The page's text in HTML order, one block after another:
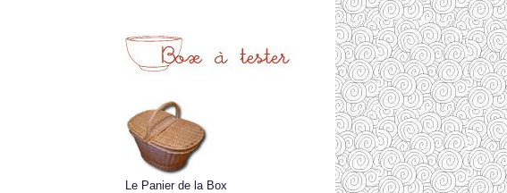
Le Panier de la Box